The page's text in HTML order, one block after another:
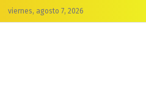
viernes, agosto 7, 2026